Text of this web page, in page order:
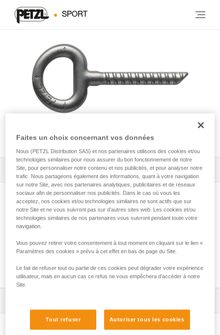
SPORT
COLLINOX
Tous les conseils techniques 1 Filtrer
Vérification des ancrages sur rocher, glace
ou mixte.
Faites un choix concernant vos données
Nous (PETZL Distribution SAS) et nos partenaires utilisons des cookies et/ou
technologies similaires pour nous assurer du bon fonctionnement de notre
Site, pour personnaliser notre contenu et nos publicités, et pour analyser notre
trafic. Nous partageons également des informations, quant à votre navigation
sur notre Site, avec nos partenaires analytiques, publicitaires et de réseaux
sociaux afin de personnaliser nos publicités. Dans le cas où vous les
acceptez, nos cookies et/ou technologies similaires ne sont actifs que sur
notre Site et ne vous suivront pas sur d’autres sites web. Les cookies et/ou
technologies similaires de nos partenaires vous suivront pendant toute votre
navigation.
Vous pouvez retirer votre consentement à tout moment en cliquant sur le lien «
Paramètres des cookies » prévu à cet effet en bas de page du Site.
Le fait de refuser tout ou partie de ces cookies peut dégrader votre expérience
utilisateur, mais en aucun cas ce refus ne vous empêchera d’accéder à notre
Site.
Tout refuser Autoriser tous les cookies